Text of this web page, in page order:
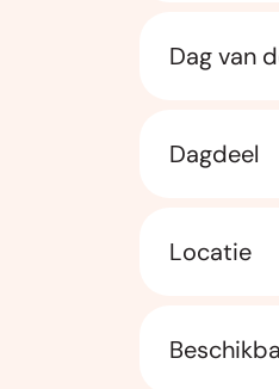
Dag van
Dagdeel
Locatie